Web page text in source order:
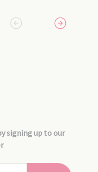
signing up to our